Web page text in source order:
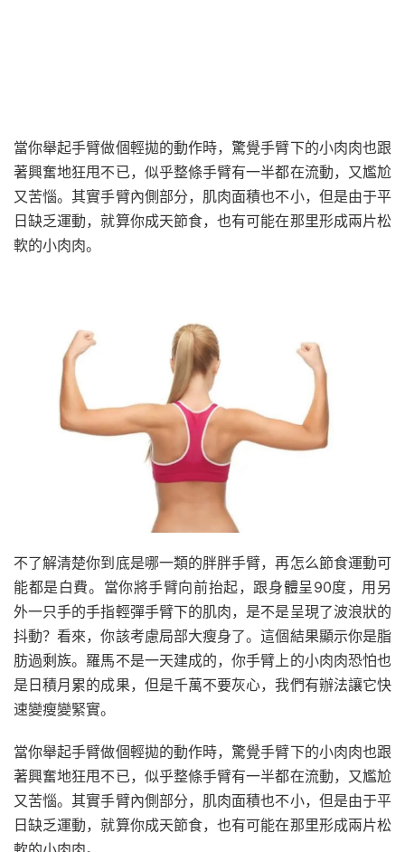
當你舉起手臂做個輕拋的動作時，驚覺手臂下的小肉肉也跟
著興奮地狂甩不已，似乎整條手臂有一半都在流動，又尷尬
又苦惱。其實手臂內側部分，肌肉面積也不小，但是由于平
日缺乏運動，就算你成天節食，也有可能在那里形成兩片松
軟的小肉肉。
不了解清楚你到底是哪一類的胖胖手臂，再怎么節食運動可
能都是白費。當你將手臂向前抬起，跟身體呈90度，用另
外一只手的手指輕彈手臂下的肌肉，是不是呈現了波浪狀的
抖動？看來，你該考慮局部大瘦身了。這個結果顯示你是脂
肪過剩族。羅馬不是一天建成的，你手臂上的小肉肉恐怕也
是日積月累的成果，但是千萬不要灰心，我們有辦法讓它快
速變瘦變緊實。
當你舉起手臂做個輕拋的動作時，驚覺手臂下的小肉肉也跟
著興奮地狂甩不已，似乎整條手臂有一半都在流動，又尷尬
又苦惱。其實手臂內側部分，肌肉面積也不小，但是由于平
日缺乏運動，就算你成天節食，也有可能在那里形成兩片松